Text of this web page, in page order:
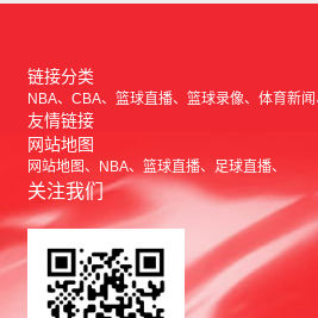
链接分类
NBA CBA 篮球直播 篮球录像 体育新闻
友情链接
网站地图
网站地图 NBA 篮球直播 足球直播
关注我们